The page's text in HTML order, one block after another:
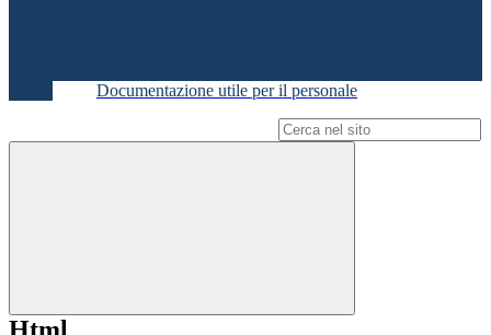
Documentazione utile per il personale